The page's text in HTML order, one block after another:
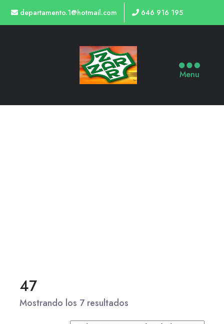
departamento.1@hotmail.com 646 916 195
Menu
47
Mostrando los 7 resultados